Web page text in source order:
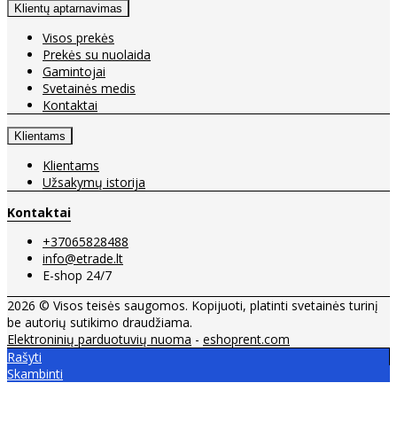
Klientų aptarnavimas
Visos prekės
Prekės su nuolaida
Gamintojai
Svetainės medis
Kontaktai
Klientams
Klientams
Užsakymų istorija
Kontaktai
+37065828488
info@etrade.lt
E-shop 24/7
2026 © Visos teisės saugomos. Kopijuoti, platinti svetainės turinį
be autorių sutikimo draudžiama.
Elektroninių parduotuvių nuoma - eshoprent.com
Rašyti
Skambinti